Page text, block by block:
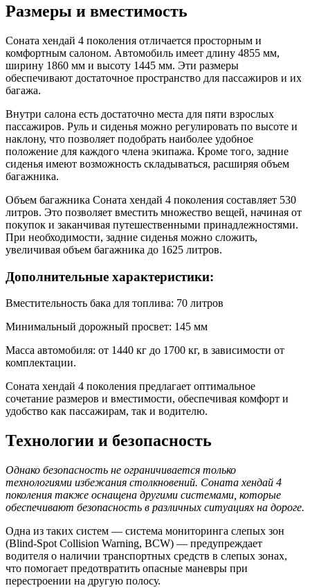
Размеры и вместимость
Соната хендай 4 поколения отличается просторным и
комфортным салоном. Автомобиль имеет длину 4855 мм,
ширину 1860 мм и высоту 1445 мм. Эти размеры
обеспечивают достаточное пространство для пассажиров и их
багажа.
Внутри салона есть достаточно места для пяти взрослых
пассажиров. Руль и сиденья можно регулировать по высоте и
наклону, что позволяет подобрать наиболее удобное
положение для каждого члена экипажа. Кроме того, задние
сиденья имеют возможность складываться, расширяя объем
багажника.
Объем багажника Соната хендай 4 поколения составляет 530
литров. Это позволяет вместить множество вещей, начиная от
покупок и заканчивая путешественными принадлежностями.
При необходимости, задние сиденья можно сложить,
увеличивая объем багажника до 1625 литров.
Дополнительные характеристики:
Вместительность бака для топлива: 70 литров
Минимальный дорожный просвет: 145 мм
Масса автомобиля: от 1440 кг до 1700 кг, в зависимости от
комплектации.
Соната хендай 4 поколения предлагает оптимальное
сочетание размеров и вместимости, обеспечивая комфорт и
удобство как пассажирам, так и водителю.
Технологии и безопасность
Однако безопасность не ограничивается только
технологиями избежания столкновений. Соната хендай 4
поколения также оснащена другими системами, которые
обеспечивают безопасность в различных ситуациях на дороге.
Одна из таких систем — система мониторинга слепых зон
(Blind-Spot Collision Warning, BCW) — предупреждает
водителя о наличии транспортных средств в слепых зонах,
что помогает предотвратить опасные маневры при
перестроении на другую полосу.